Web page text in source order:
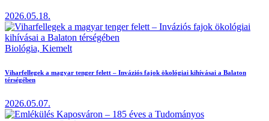
2026.05.18.
Biológia, Kiemelt
Viharfellegek a magyar tenger felett – Inváziós fajok ökológiai kihívásai a Balaton
térségében
2026.05.07.